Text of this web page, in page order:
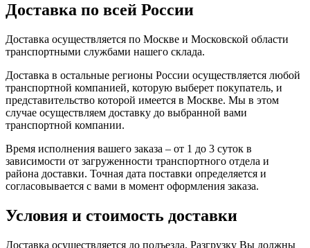
Доставка по всей России
Доставка осуществляется по Москве и Московской области
транспортными службами нашего склада.
Доставка в остальные регионы России осуществляется любой
транспортной компанией, которую выберет покупатель, и
представительство которой имеется в Москве. Мы в этом
случае осуществляем доставку до выбранной вами
транспортной компании.
Время исполнения вашего заказа – от 1 до 3 суток в
зависимости от загруженности транспортного отдела и
района доставки. Точная дата поставки определяется и
согласовывается с вами в момент оформления заказа.
Условия и стоимость доставки
Доставка осуществляется до подъезда. Разгрузку Вы должны